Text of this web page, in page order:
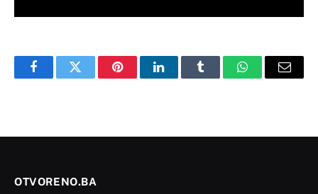
FacebookTwitter PinterestLinkedInTumblr WhatsAppEmail
OTVORENO.BA